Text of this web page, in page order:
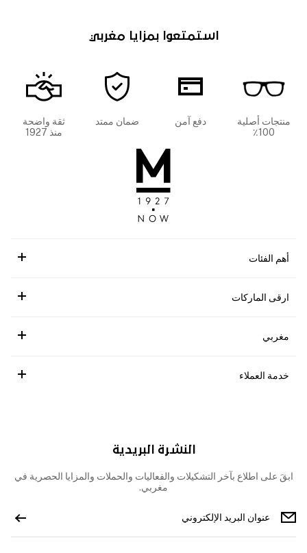
استمتعوا بمزايا مغربي
منتجات أصلية
100٪
دفع آمن ضمان ممتد
ثقة واضحة
منذ 1927
أهم الفئات
ارقى الماركات
مغربي
خدمة العملاء
النشرة البريدية
ابقَ على اطلاع بآخر التشكيلات والفعاليات والحملات والمزايا الحصرية في
مغربي.